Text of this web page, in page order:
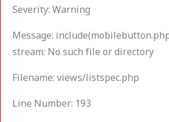
Severity: Warning
Message:
stream: No such file or directory
Filename: views/listspec.php
Line Number: 193